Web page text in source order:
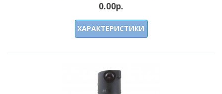
0.00р.
ХАРАКТЕРИСТИКИ